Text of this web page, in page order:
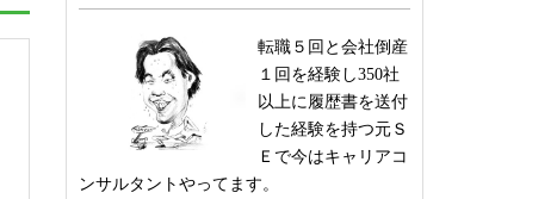
転職５回と会社倒産
１回を経験し350社
以上に履歴書を送付
した経験を持つ元Ｓ
Ｅで今はキャリアコ
ンサルタントやってます。